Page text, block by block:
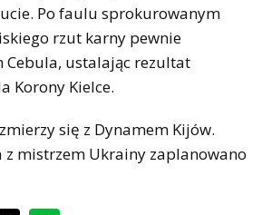
Po faulu sprokurowanym
rzut karny pewnie
Cebula, ustalając rezultat
Korony Kielce.
się z Dynamem Kijów.
z mistrzem Ukrainy zaplanowano